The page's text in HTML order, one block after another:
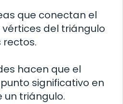
que conectan el
del triángulo
hacen que el
significativo en
triángulo.